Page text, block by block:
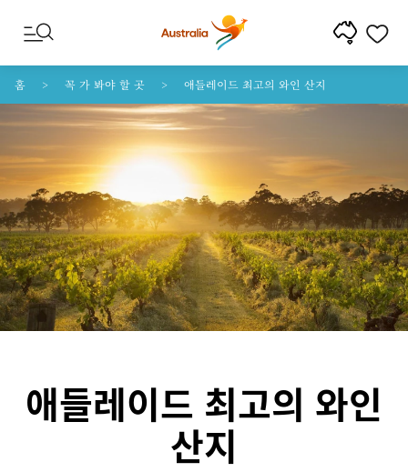
콘텐트로 건너뛰기
꼬리말 내비게이션으로 건너뛰기
홈 꼭 가 봐야 할 곳 애들레이드 최고의 와인 산지
애들레이드 최고의 와인
산지